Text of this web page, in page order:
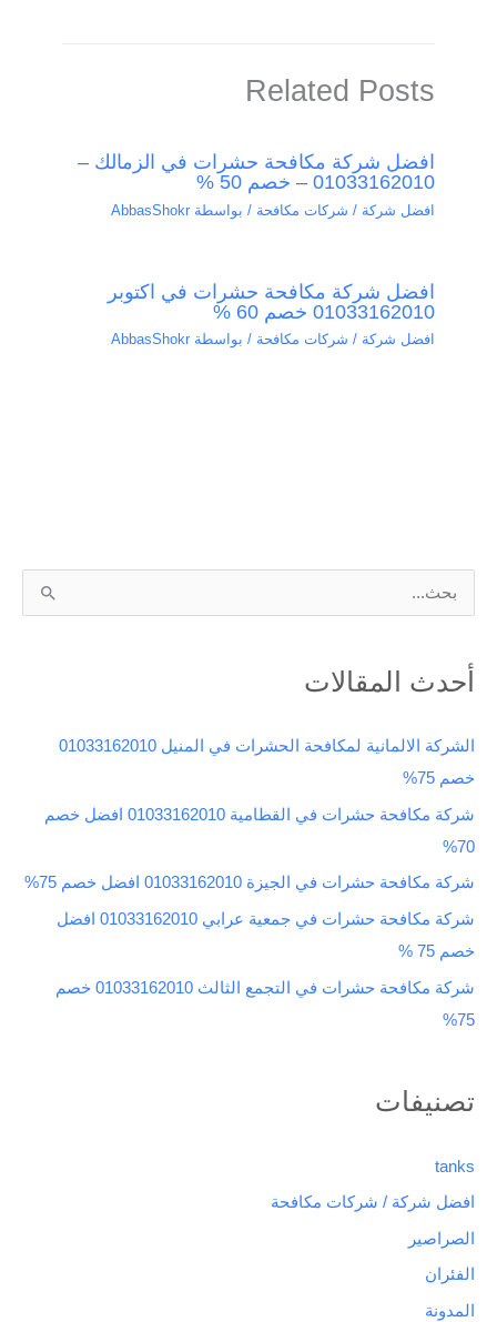
Related Posts
افضل شركة مكافحة حشرات في الزمالك –
01033162010 – خصم 50 %
افضل شركة / شركات مكافحة / بواسطة AbbasShokr
افضل شركة مكافحة حشرات في اكتوبر
01033162010 خصم 60 %
افضل شركة / شركات مكافحة / بواسطة AbbasShokr
ب
ح
:
أحدث المقالات
الشركة الالمانية لمكافحة الحشرات في المنيل 01033162010
خصم 75%
شركة مكافحة حشرات في القطامية 01033162010 افضل خصم
70%
شركة مكافحة حشرات في الجيزة 01033162010 افضل خصم 75%
شركة مكافحة حشرات في جمعية عرابي 01033162010 افضل
خصم 75 %
شركة مكافحة حشرات في التجمع الثالث 01033162010 خصم
75%
تصنيفات
tanks
افضل شركة / شركات مكافحة
الصراصير
الفئران
المدونة